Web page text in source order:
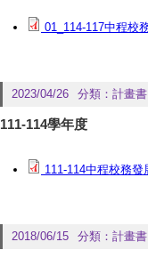
01_114-117中程校
2023/04/26 分類： 計畫書
111-114學年度
111-114中程校務
2018/06/15 分類： 計畫書